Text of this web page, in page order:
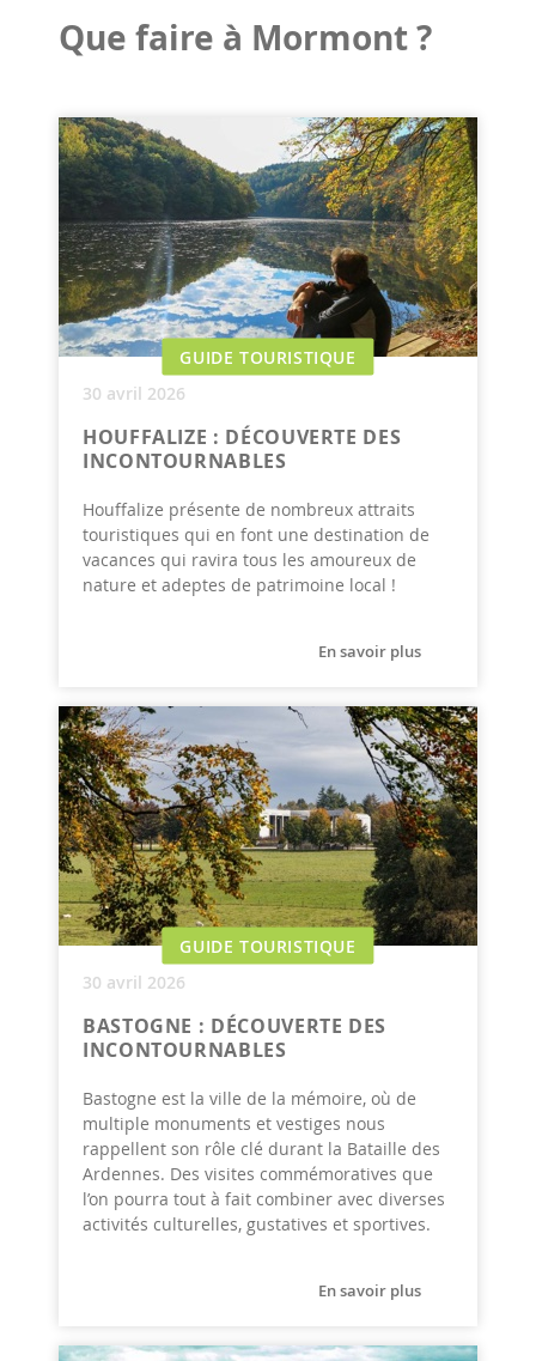
Que faire à Mormont ?
GUIDE TOURISTIQUE
30 avril 2026
HOUFFALIZE : DÉCOUVERTE DES
INCONTOURNABLES
Houffalize présente de nombreux attraits
touristiques qui en font une destination de
vacances qui ravira tous les amoureux de
nature et adeptes de patrimoine local !
En savoir plus
GUIDE TOURISTIQUE
30 avril 2026
BASTOGNE : DÉCOUVERTE DES
INCONTOURNABLES
Bastogne est la ville de la mémoire, où de
multiple monuments et vestiges nous
rappellent son rôle clé durant la Bataille des
Ardennes. Des visites commémoratives que
l’on pourra tout à fait combiner avec diverses
activités culturelles, gustatives et sportives.
En savoir plus